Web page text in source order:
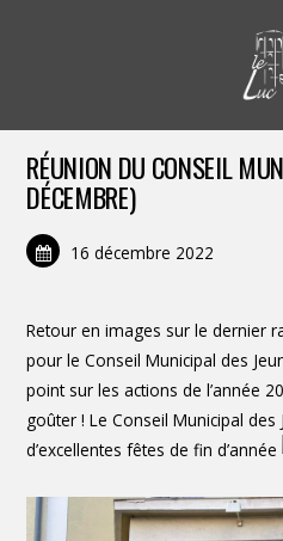
RÉUNION DU CONSEIL
DÉCEMBRE)
16 décembre 2022
Retour en images sur le dernier
pour le Conseil Municipal des
point sur les actions de l’année
goûter ! Le Conseil Municipal
d’excellentes fêtes de fin d’année